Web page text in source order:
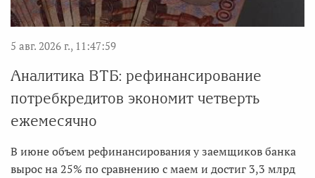
5 авг. 2026 г., 11:47:59
Аналитика ВТБ: рефинансирование
потребкредитов экономит четверть
ежемесячно
В июне объем рефинансирования у заемщиков банка
вырос на 25% по сравнению с маем и достиг 3,3 млрд